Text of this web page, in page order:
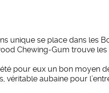
unique se place dans les
Chewing-Gum trouve
pour eux un bon moyen
véritable aubaine pour